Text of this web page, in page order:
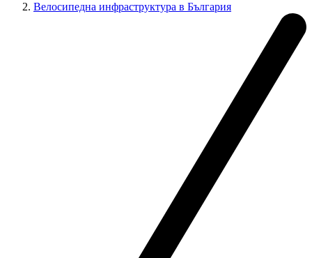
Велосипедна инфраструктура в България